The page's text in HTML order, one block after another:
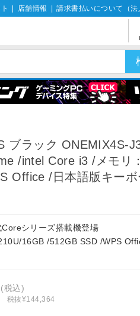
店舗情報 請求書払いについて（法
ブラック ONEMIX4S-
/intel Core i3 /メモリ：
Office /日本語版キーボ
シリーズ搭載機登場
16GB /512GB SSD /WPS
(税込)
税抜¥144,364